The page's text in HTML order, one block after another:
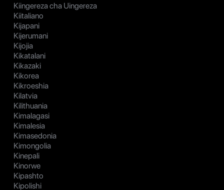
Kiingereza cha Uingereza
Kiitaliano
Kijapani
Kijerumani
Kijojia
Kikatalani
Kikazaki
Kikorea
Kikroeshia
Kilatvia
Kilithuania
Kimalagasi
Kimalesia
Kimasedonia
Kimongolia
Kinepali
Kinorwe
Kipashto
Kipolishi